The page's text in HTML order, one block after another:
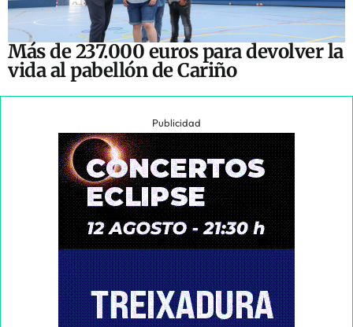
Más de 237.000 euros para devolver la
vida al pabellón de Cariño
Publicidad